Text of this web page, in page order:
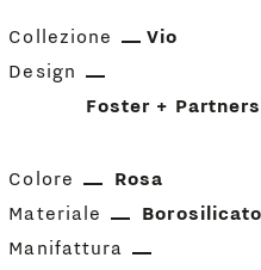
Collezione
Vio
Design
Foster +
Colore
Rosa
Materiale
Borosilicato
Manifattura